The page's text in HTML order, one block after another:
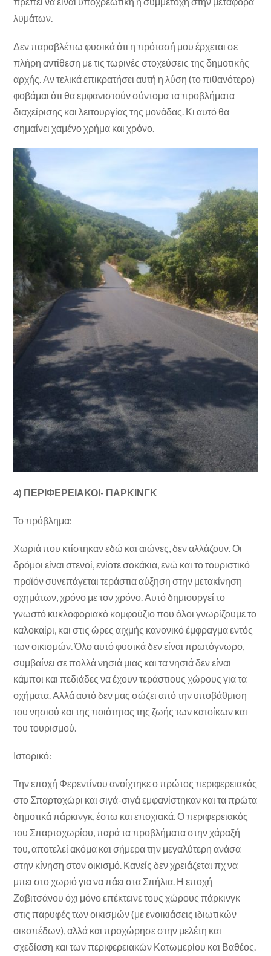
λυμάτων.
Δεν παραβλέπω φυσικά ότι η πρότασή μου έρχεται σε
πλήρη αντίθεση με τις τωρινές στοχεύσεις της δημοτικής
αρχής. Αν τελικά επικρατήσει αυτή η λύση (το πιθανότερο)
φοβάμαι ότι θα εμφανιστούν σύντομα τα προβλήματα
διαχείρισης και λειτουργίας της μονάδας. Κι αυτό θα
σημαίνει χαμένο χρήμα και χρόνο.
4) ΠΕΡΙΦΕΡΕΙΑΚΟΙ- ΠΑΡΚΙΝΓΚ
Το πρόβλημα:
Χωριά που κτίστηκαν εδώ και αιώνες, δεν αλλάζουν. Οι
δρόμοι είναι στενοί, ενίοτε σοκάκια, ενώ και το τουριστικό
προϊόν συνεπάγεται τεράστια αύξηση στην μετακίνηση
οχημάτων, χρόνο με τον χρόνο. Αυτό δημιουργεί το
γνωστό κυκλοφοριακό κομφούζιο που όλοι γνωρίζουμε το
καλοκαίρι, και στις ώρες αιχμής κανονικό έμφραγμα εντός
των οικισμών. Όλο αυτό φυσικά δεν είναι πρωτόγνωρο,
συμβαίνει σε πολλά νησιά μιας και τα νησιά δεν είναι
κάμποι και πεδιάδες να έχουν τεράστιους χώρους για τα
οχήματα. Αλλά αυτό δεν μας σώζει από την υποβάθμιση
του νησιού και της ποιότητας της ζωής των κατοίκων και
του τουρισμού.
Ιστορικό:
Την εποχή Φερεντίνου ανοίχτηκε ο πρώτος περιφερειακός
στο Σπαρτοχώρι και σιγά-σιγά εμφανίστηκαν και τα πρώτα
δημοτικά πάρκινγκ, έστω και εποχιακά. Ο περιφερειακός
του Σπαρτοχωρίου, παρά τα προβλήματα στην χάραξή
του, αποτελεί ακόμα και σήμερα την μεγαλύτερη ανάσα
στην κίνηση στον οικισμό. Κανείς δεν χρειάζεται πχ να
μπει στο χωριό για να πάει στα Σπήλια. Η εποχή
Ζαβιτσάνου όχι μόνο επέκτεινε τους χώρους πάρκινγκ
στις παρυφές των οικισμών (με ενοικιάσεις ιδιωτικών
οικοπέδων), αλλά και προχώρησε στην μελέτη και
σχεδίαση και των περιφερειακών Κατωμερίου και Βαθέος.